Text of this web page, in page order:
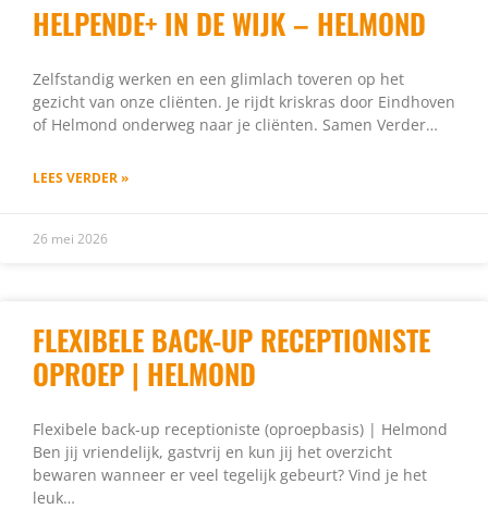
HELPENDE+ IN DE WIJK – HELMOND
Zelfstandig werken en een glimlach toveren op het
gezicht van onze cliënten. Je rijdt kriskras door Eindhoven
of Helmond onderweg naar je cliënten. Samen Verder…
LEES VERDER »
26 mei 2026
FLEXIBELE BACK-UP RECEPTIONISTE
OPROEP | HELMOND
Flexibele back-up receptioniste (oproepbasis) | Helmond
Ben jij vriendelijk, gastvrij en kun jij het overzicht
bewaren wanneer er veel tegelijk gebeurt? Vind je het
leuk…